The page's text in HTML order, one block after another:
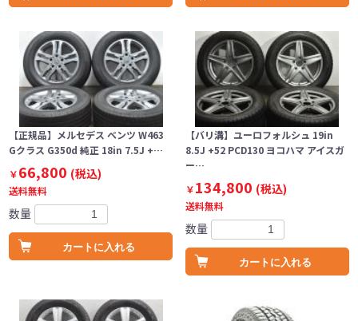
【正規品】メルセデス ベンツ W463
Gクラス G350d 純正 18in 7.5J +…
￥66,800 (税込)
送料無料
数量
カートに入れる
【バリ溝】ユーロフォルシュ 19in
8.5J +52 PCD130 ヨコハマ アイスガ
ー…
￥134,800 (税込)
送料無料
数量
カートに入れる